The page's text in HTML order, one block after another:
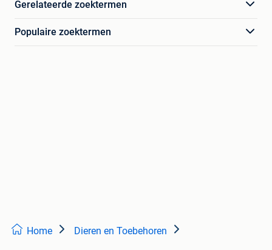
Gerelateerde zoektermen
Populaire zoektermen
Home Dieren en Toebehoren